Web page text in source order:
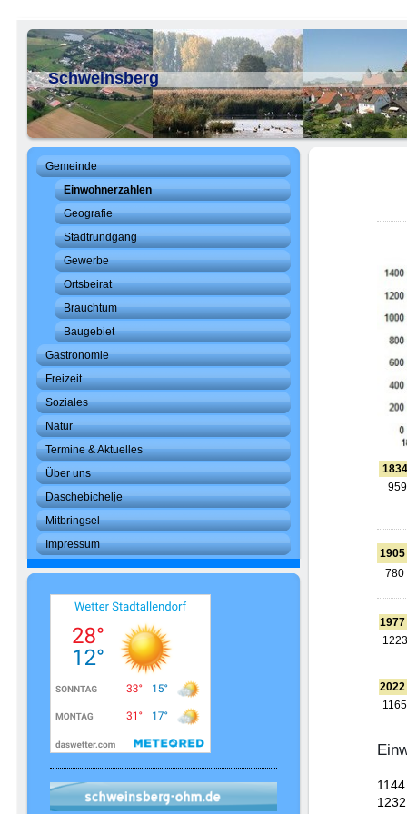
Schweinsberg
Gemeinde
Einwohnerzahlen
Geografie
Stadtrundgang
Gewerbe
Ortsbeirat
Brauchtum
Baugebiet
Gastronomie
Freizeit
Soziales
Natur
Termine & Aktuelles
Über uns
Daschebichelje
Mitbringsel
Impressum
1834
959
1905
780
1977
1223
2022
1165